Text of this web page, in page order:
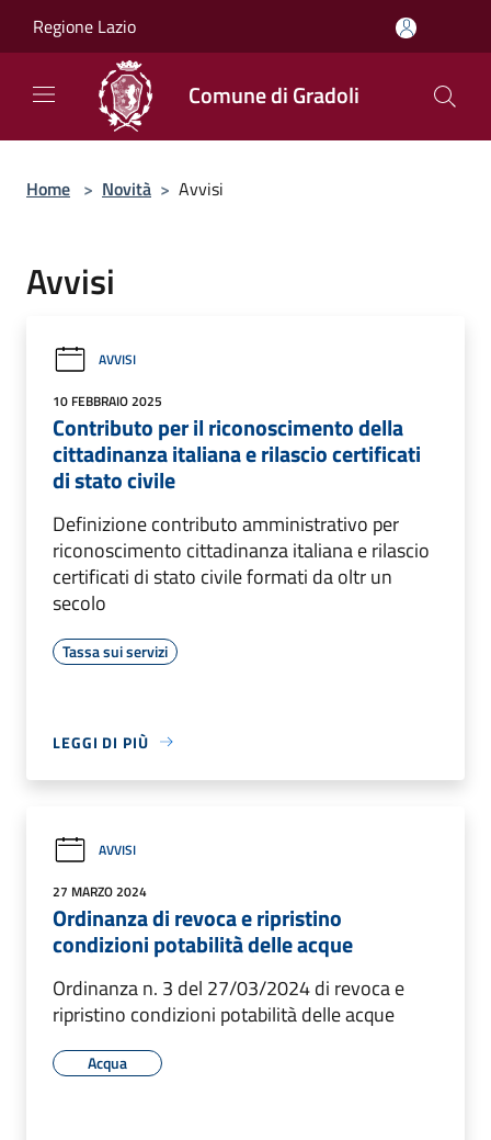
Regione Lazio
Comune di Gradoli
Home > Novità > Avvisi
Avvisi
AVVISI
10 FEBBRAIO 2025
Contributo per il riconoscimento della
cittadinanza italiana e rilascio certificati
di stato civile
Definizione contributo amministrativo per
riconoscimento cittadinanza italiana e rilascio
certificati di stato civile formati da oltr un
secolo
Tassa sui servizi
LEGGI DI PIÙ
AVVISI
27 MARZO 2024
Ordinanza di revoca e ripristino
condizioni potabilità delle acque
Ordinanza n. 3 del 27/03/2024 di revoca e
ripristino condizioni potabilità delle acque
Acqua